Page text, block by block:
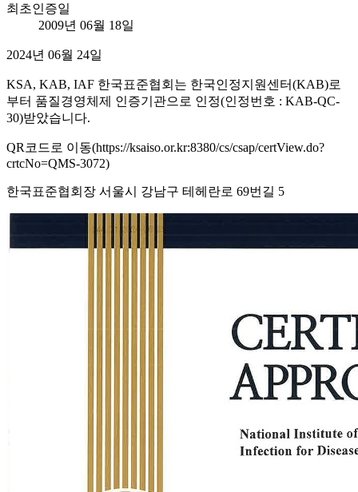
최초인증일
2009년 06월 18일
2024년 06월 24일
KSA, KAB, IAF 한국표준협회는 한국인정지원센터(KAB)로
부터 품질경영체제 인증기관으로 인정(인정번호 : KAB-QC-
30)받았습니다.
QR코드로 이동(https://ksaiso.or.kr:8380/cs/csap/certView.do?
crtcNo=QMS-3072)
한국표준협회장 서울시 강남구 테헤란로 69번길 5